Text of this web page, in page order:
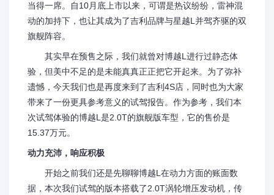
当得一席。自10月底上市以来，可谓是热议纷纷，雷神混
动的加持下，也让其成为了吉利品牌与星越L并驾齐驱的双
旗舰阵容。
其实早在预售之际，我们就曾对博越L进行过静态体
验，但美中不足的是未能真真正正把它开起来。为了弥补
遗憾，今天我们也是再度来到了吉利4S店，同时也为大家
带来了一份更具参考意义的试驾报告。作为参考，我们本
次试驾体验的博越L是2.0T的旗舰版车型，它的售价是
15.37万元。
动力充沛，响应积极
开始之前我们还是先聊聊博越L在动力方面的账面数
据，本次我们试驾的版本搭载了2.0T涡轮增压发动机，传